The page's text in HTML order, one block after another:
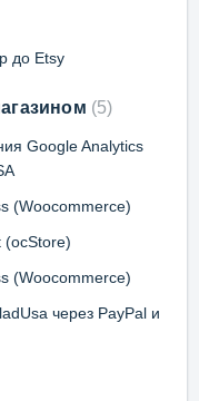
до Etsy
5
Google Analytics
(Woocommerce)
(ocStore)
(Woocommerce)
через PayPal и